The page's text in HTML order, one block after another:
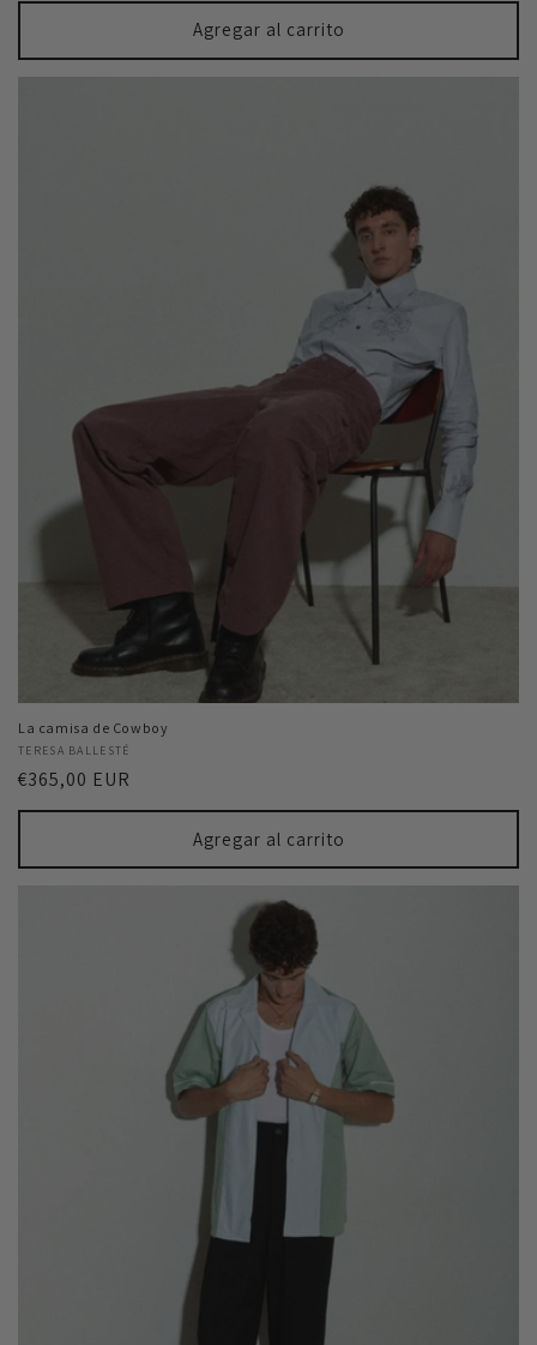
Agregar al carrito
La camisa de Cowboy
Proveedor:
TERESA BALLESTÉ
Precio
habitual
€365,00 EUR
Agregar al carrito